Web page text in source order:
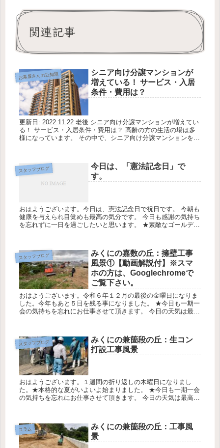
関連記事
お墓屋さんの豆知識
シニア向け分譲マンションが
増えている！ サービス・入居
条件・費用は？
更新日: 2022.11.22 老後 シニア向け分譲マンションが増えてい
る！ サービス・入居条件・費用は？ 高齢の方の生活の場は多
様になっています。 その中で、シニア向け分譲マンションをご
スタッフブログ
今日は、「憲法記念日」で
す。
おはようございます。今日は、憲法記念日で祝日です。 今朝も
健康を与えられ目覚めも最高の気分です。 今日も感謝の気持ち
を忘れずに一日を過ごしたいと思います。 ★素敵なゴールデン
スタッフブログ
みくにの嘉数の丘：擁壁工事
風景①【動画解説付】※スマ
ホの方は、Googlechromeで
ご覧下さい。
おはようございます。令和６年１２月の最後の金曜日になりま
した。今年もあと５日を残る事になりました。 ★今日も一期一
会の気持ちを忘れにお仕事させて頂きます。 今日の天気は最高
スタッフブログ
みくにの兼箇段の丘：生コン
打設工事風景
おはようございます。１週間の折り返しの木曜日になりまし
た。★本格的な夏がいよいよ始まりました。 ★今日も一期一会
の気持ちを忘れにお仕事させて頂きます。 今日の天気は最高気
コラム
みくにの兼箇段の丘：工事風
景